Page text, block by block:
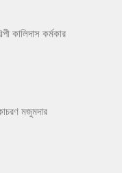
কালিদাস কর্মকার
মজুমদার